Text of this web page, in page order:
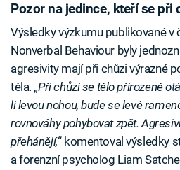
Pozor na jedince, kteří se
Výsledky výzkumu publikované v
Nonverbal Behaviour byly
agresivity mají při chůzi výrazné
těla. „Při chůzi se tělo přirozeně
li levou nohou, bude se levé
rovnováhy pohybovat zpět.
přehánějí,“ komentoval výsledky
a forenzní psycholog Liam